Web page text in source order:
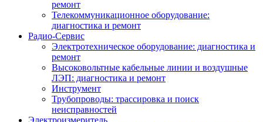
ремонт
Телекоммуникационное оборудование:
диагностика и ремонт
Радио-Cервис
Электротехническое оборудование: диагностика и
ремонт
Высоковольтные кабельные линии и воздушные
ЛЭП: диагностика и ремонт
Инструмент
Трубопроводы: трассировка и поиск
неисправностей
Электроизмеритель